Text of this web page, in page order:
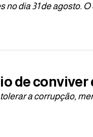
dia 31 de agosto.
de conviver
a corrupção,